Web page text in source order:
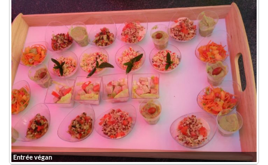
Entrée végan